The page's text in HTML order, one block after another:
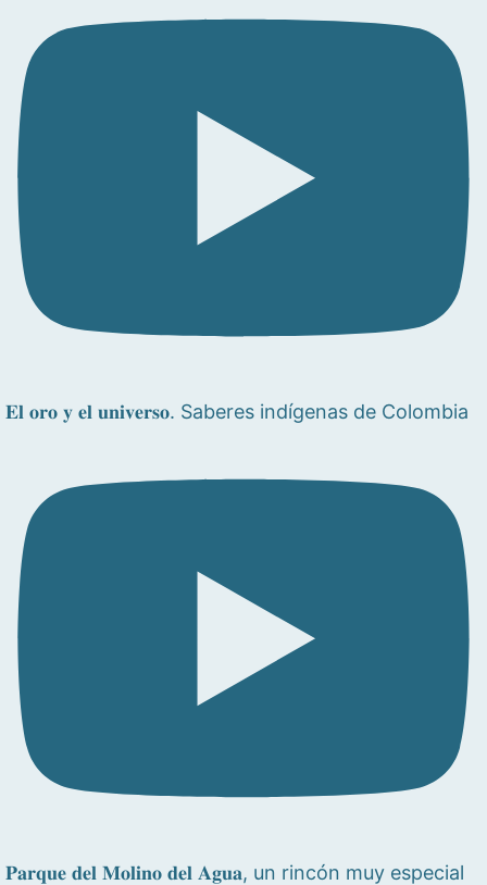
𝐄𝐥 𝐨𝐫𝐨 𝐲 𝐞𝐥 𝐮𝐧𝐢𝐯𝐞𝐫𝐬𝐨. Saberes indígenas de Colombia
𝐏𝐚𝐫𝐪𝐮𝐞 𝐝𝐞𝐥 𝐌𝐨𝐥𝐢𝐧𝐨 𝐝𝐞𝐥 𝐀𝐠𝐮𝐚, un rincón muy especial